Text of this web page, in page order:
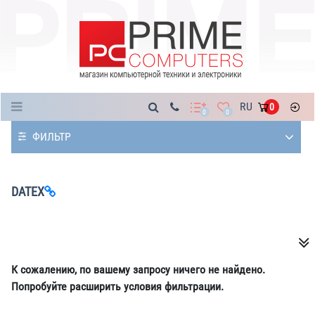
0 0 RU 0
ФИЛЬТР
DATEX
К сожалению, по вашему запросу ничего не найдено.
Попробуйте расширить условия фильтрации.